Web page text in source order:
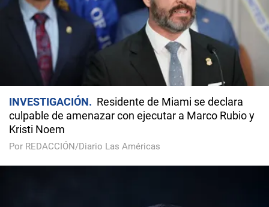
INVESTIGACIÓN
Residente de Miami se declara
culpable de amenazar con ejecutar a Marco Rubio y
Kristi Noem
Por REDACCIÓN/Diario Las Américas